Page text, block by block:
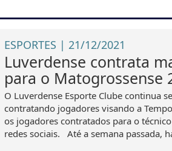
ESPORTES | 21/12/2021
Luverdense contrata
para o Matogrossense
O Luverdense Esporte Clube continua
contratando jogadores visando a
os jogadores contratados para o
redes sociais. Até a semana passada,